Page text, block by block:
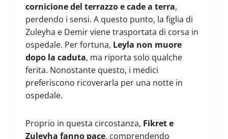
cornicione del terrazzo e cade a terra,
perdendo i sensi. A questo punto, la figlia di
Zuleyha e Demir viene trasportata di corsa in
ospedale. Per fortuna, Leyla non muore
dopo la caduta, ma riporta solo qualche
ferita. Nonostante questo, i medici
preferiscono ricoverarla per una notte in
ospedale.
Proprio in questa circostanza, Fikret e
Zuleyha fanno pace, comprendendo